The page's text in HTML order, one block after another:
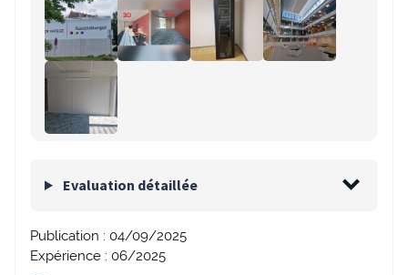
Evaluation détaillée
Publication : 04/09/2025
Expérience : 06/2025